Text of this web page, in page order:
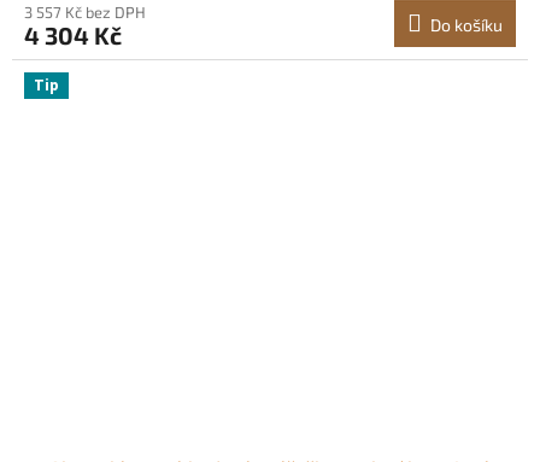
3 557 Kč bez DPH
4 304 Kč Do košíku
Tip